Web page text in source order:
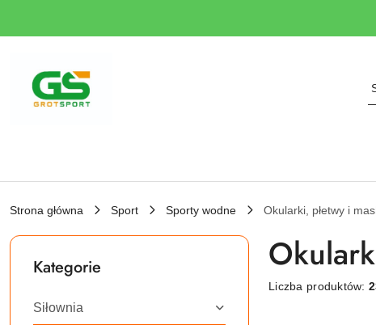
Strona główna Sport Sporty wodne Okularki, płetwy i
Kategorie
Siłownia
Liczba produktów: